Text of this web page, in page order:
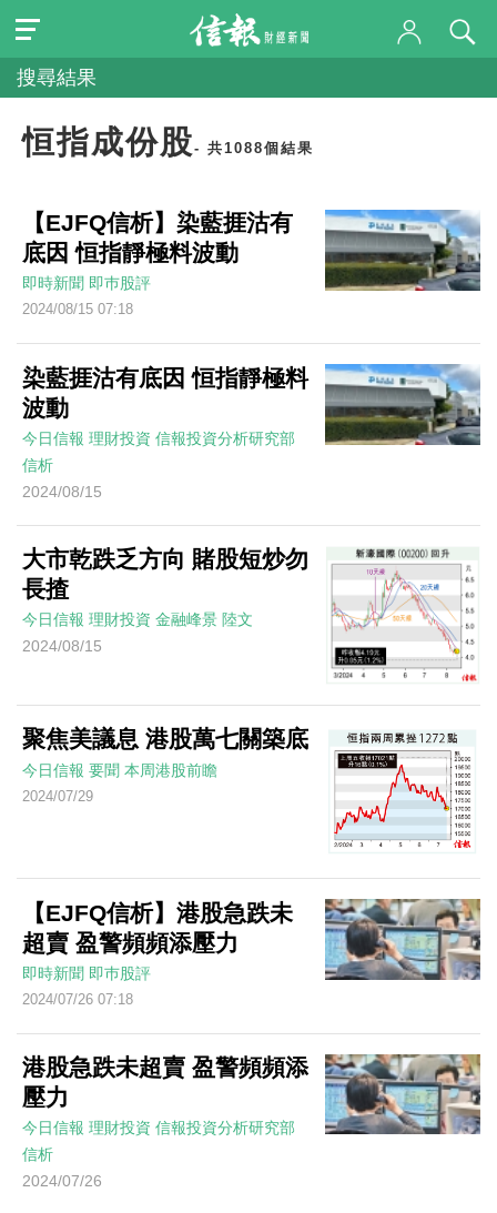
搜尋結果
恒指成份股- 共1088個結果
【EJFQ信析】染藍捱沽有
底因 恒指靜極料波動
即時新聞 即巿股評
2024/08/15 07:18
染藍捱沽有底因 恒指靜極料
波動
今日信報 理財投資 信報投資分析研究部
信析
2024/08/15
大市乾跌乏方向 賭股短炒勿
長揸
今日信報 理財投資 金融峰景 陸文
2024/08/15
聚焦美議息 港股萬七關築底
今日信報 要聞 本周港股前瞻
2024/07/29
【EJFQ信析】港股急跌未
超賣 盈警頻頻添壓力
即時新聞 即巿股評
2024/07/26 07:18
港股急跌未超賣 盈警頻頻添
壓力
今日信報 理財投資 信報投資分析研究部
信析
2024/07/26